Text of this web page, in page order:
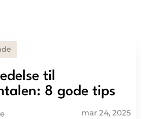
til
8 gode tips
mar 24, 2025